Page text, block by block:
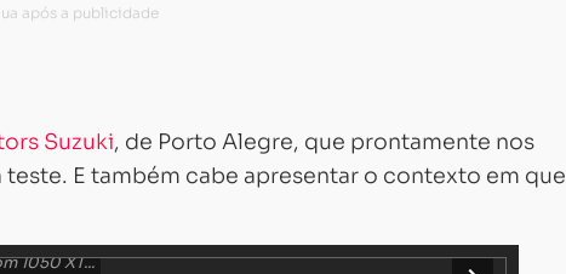
Suzuki, de Porto Alegre, que prontamente nos
E também cabe apresentar o contexto em que
1050 XT...